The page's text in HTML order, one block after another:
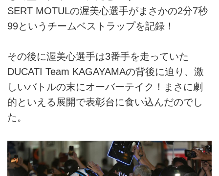
SERT MOTULの渥美心選手がまさかの2分7秒
99というチームベストラップを記録！
その後に渥美心選手は3番手を走っていた
DUCATI Team KAGAYAMAの背後に迫り、激
しいバトルの末にオーバーテイク！まさに劇
的といえる展開で表彰台に食い込んだのでし
た。